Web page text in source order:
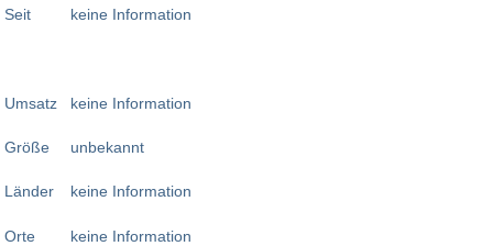
Seit
Umsatz
Größe
Länder
Orte
keine Information
keine Information
unbekannt
keine Information
keine Information